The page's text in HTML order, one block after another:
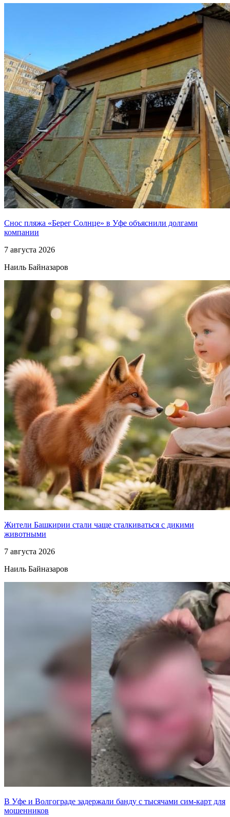
Снос пляжа «Берег Солнце» в Уфе объяснили долгами
компании
7 августа 2026
Наиль Байназаров
Жители Башкирии стали чаще сталкиваться с дикими
животными
7 августа 2026
Наиль Байназаров
В Уфе и Волгограде задержали банду с тысячами сим-карт для
мошенников